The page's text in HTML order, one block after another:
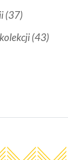
(37)
(43)